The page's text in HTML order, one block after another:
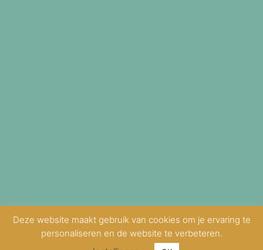
Deze website maakt gebruik van cookies om je ervaring te
personaliseren en de website te verbeteren.